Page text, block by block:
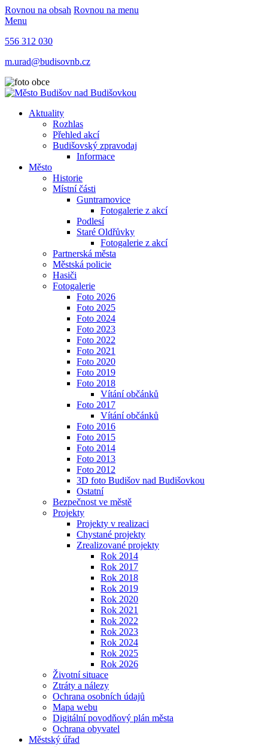
Rovnou na obsah Rovnou na menu
Menu
556 312 030
m.urad@budisovnb.cz
Aktuality
Rozhlas
Přehled akcí
Budišovský zpravodaj
Informace
Město
Historie
Místní části
Guntramovice
Fotogalerie z akcí
Podlesí
Staré Oldřůvky
Fotogalerie z akcí
Partnerská města
Městská policie
Hasiči
Fotogalerie
Foto 2026
Foto 2025
Foto 2024
Foto 2023
Foto 2022
Foto 2021
Foto 2020
Foto 2019
Foto 2018
Vítání občánků
Foto 2017
Vítání občánků
Foto 2016
Foto 2015
Foto 2014
Foto 2013
Foto 2012
3D foto Budišov nad Budišovkou
Ostatní
Bezpečnost ve městě
Projekty
Projekty v realizaci
Chystané projekty
Zrealizované projekty
Rok 2014
Rok 2017
Rok 2018
Rok 2019
Rok 2020
Rok 2021
Rok 2022
Rok 2023
Rok 2024
Rok 2025
Rok 2026
Životní situace
Ztráty a nálezy
Ochrana osobních údajů
Mapa webu
Digitální povodňový plán města
Ochrana obyvatel
Městský úřad